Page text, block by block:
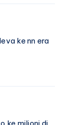
ke nn era